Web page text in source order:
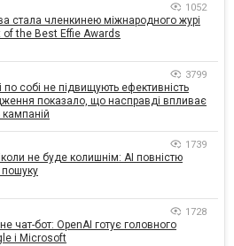
1052
стала членкинею міжнародного журі
of the Best Effie Awards
3799
по собі не підвищують ефективність
показало, що насправді впливає
кампаній
1739
не буде колишнім: AI повністю
1728
чат-бот: OpenAI готує головного
і Microsoft